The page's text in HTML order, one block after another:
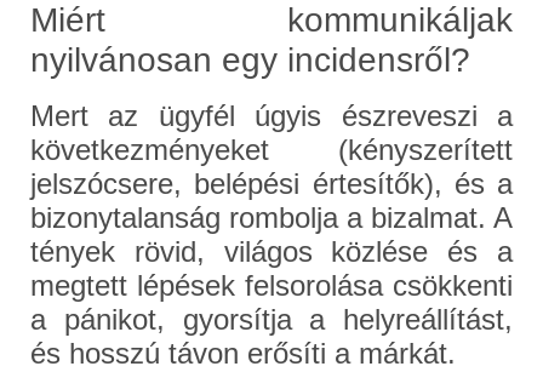
Miért kommunikáljak
nyilvánosan egy incidensről?
Mert az ügyfél úgyis észreveszi a
következményeket (kényszerített
jelszócsere, belépési értesítők), és a
bizonytalanság rombolja a bizalmat. A
tények rövid, világos közlése és a
megtett lépések felsorolása csökkenti
a pánikot, gyorsítja a helyreállítást,
és hosszú távon erősíti a márkát.